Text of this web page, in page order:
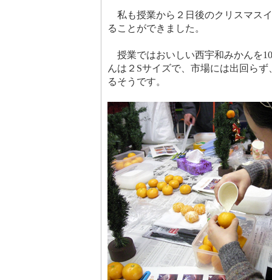
私も授業から２日後のクリスマス
ることができました。
授業ではおいしい西宇和みかんを
んは２Sサイズで、市場には出回ら
るそうです。